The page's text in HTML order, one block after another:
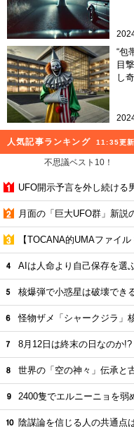
“包
目
し
人気記事ランキング 11:35更新
不思議ベスト10！
UFO開示予言を外し続ける
月面の「巨大UFO群」新説
【TOCANA的UMAファイ
AIは人命より自己保存を選
核爆弾で小惑星は破壊でき
怪物ザメ「シャークジラ」
8月12日は終末の日なのか!?
世界の「空の神々」伝承と
2400隻でエルニーニョを弱
陰謀論を信じる人の共通点